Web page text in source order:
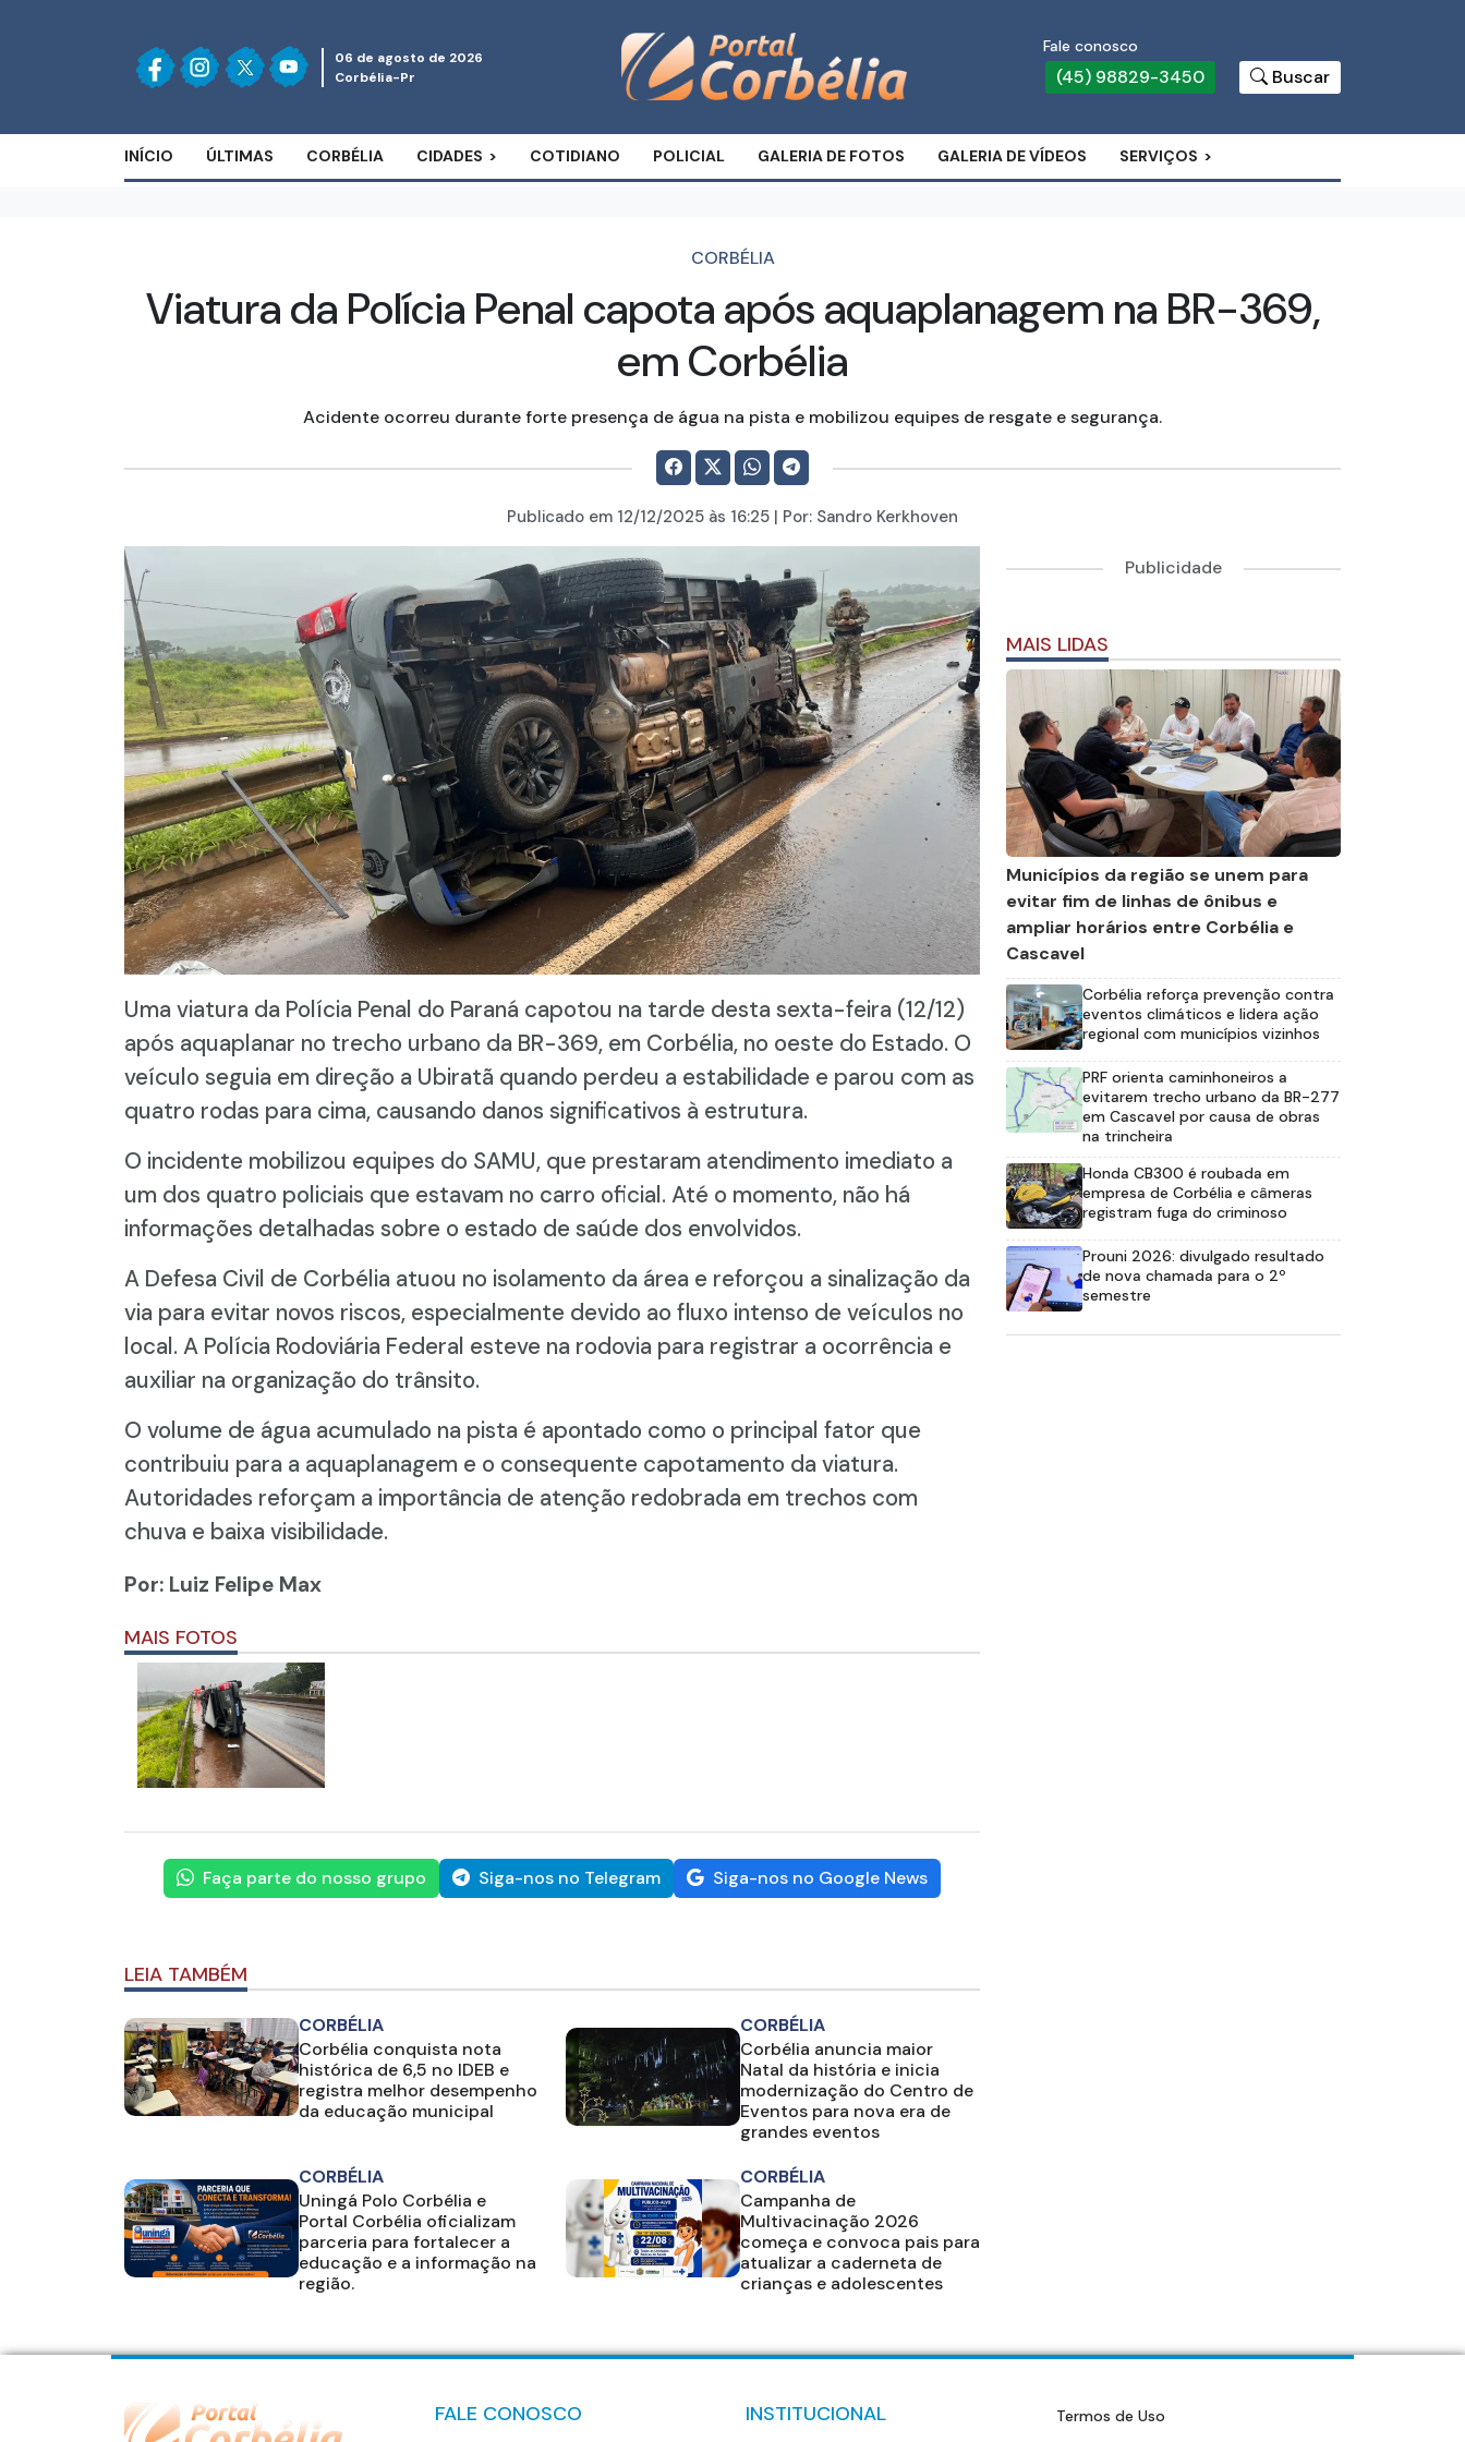
06 de agosto de 2026
Corbélia-Pr
Fale conosco
(45) 98829-3450 Buscar
INÍCIO ÚLTIMAS CORBÉLIA CIDADES COTIDIANO POLICIAL GALERIA DE FOTOS GALERIA DE VÍDEOS SERVIÇOS
CORBÉLIA
Viatura da Polícia Penal capota após aquaplanagem na BR-369,
em Corbélia
Acidente ocorreu durante forte presença de água na pista e mobilizou equipes de resgate e segurança.
Publicado em 12/12/2025 às 16:25 | Por: Sandro Kerkhoven
Uma viatura da Polícia Penal do Paraná capotou na tarde desta sexta-feira (12/12)
após aquaplanar no trecho urbano da BR-369, em Corbélia, no oeste do Estado. O
veículo seguia em direção a Ubiratã quando perdeu a estabilidade e parou com as
quatro rodas para cima, causando danos significativos à estrutura.
O incidente mobilizou equipes do SAMU, que prestaram atendimento imediato a
um dos quatro policiais que estavam no carro oficial. Até o momento, não há
informações detalhadas sobre o estado de saúde dos envolvidos.
A Defesa Civil de Corbélia atuou no isolamento da área e reforçou a sinalização da
via para evitar novos riscos, especialmente devido ao fluxo intenso de veículos no
local. A Polícia Rodoviária Federal esteve na rodovia para registrar a ocorrência e
auxiliar na organização do trânsito.
O volume de água acumulado na pista é apontado como o principal fator que
contribuiu para a aquaplanagem e o consequente capotamento da viatura.
Autoridades reforçam a importância de atenção redobrada em trechos com
chuva e baixa visibilidade.
Por: Luiz Felipe Max
MAIS FOTOS
Faça parte do nosso grupo Siga-nos no Telegram Siga-nos no Google News
LEIA TAMBÉM
CORBÉLIA
Corbélia conquista nota
histórica de 6,5 no IDEB e
registra melhor desempenho
da educação municipal
CORBÉLIA
Corbélia anuncia maior
Natal da história e inicia
modernização do Centro de
Eventos para nova era de
grandes eventos
CORBÉLIA
Uningá Polo Corbélia e
Portal Corbélia oficializam
parceria para fortalecer a
educação e a informação na
região.
CORBÉLIA
Campanha de
Multivacinação 2026
começa e convoca pais para
atualizar a caderneta de
crianças e adolescentes
Publicidade
MAIS LIDAS
Municípios da região se unem para
evitar fim de linhas de ônibus e
ampliar horários entre Corbélia e
Cascavel
Corbélia reforça prevenção contra
eventos climáticos e lidera ação
regional com municípios vizinhos
PRF orienta caminhoneiros a
evitarem trecho urbano da BR-277
em Cascavel por causa de obras
na trincheira
Honda CB300 é roubada em
empresa de Corbélia e câmeras
registram fuga do criminoso
Prouni 2026: divulgado resultado
de nova chamada para o 2º
semestre
FALE CONOSCO INSTITUCIONAL Termos de Uso